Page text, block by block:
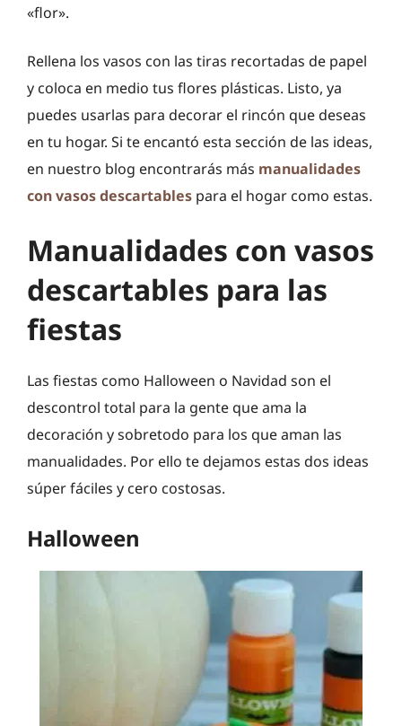
«flor».
Rellena los vasos con las tiras recortadas de papel
y coloca en medio tus flores plásticas. Listo, ya
puedes usarlas para decorar el rincón que deseas
en tu hogar. Si te encantó esta sección de las ideas,
en nuestro blog encontrarás más manualidades
con vasos descartables para el hogar como estas.
Manualidades con vasos
descartables para las
fiestas
Las fiestas como Halloween o Navidad son el
descontrol total para la gente que ama la
decoración y sobretodo para los que aman las
manualidades. Por ello te dejamos estas dos ideas
súper fáciles y cero costosas.
Halloween